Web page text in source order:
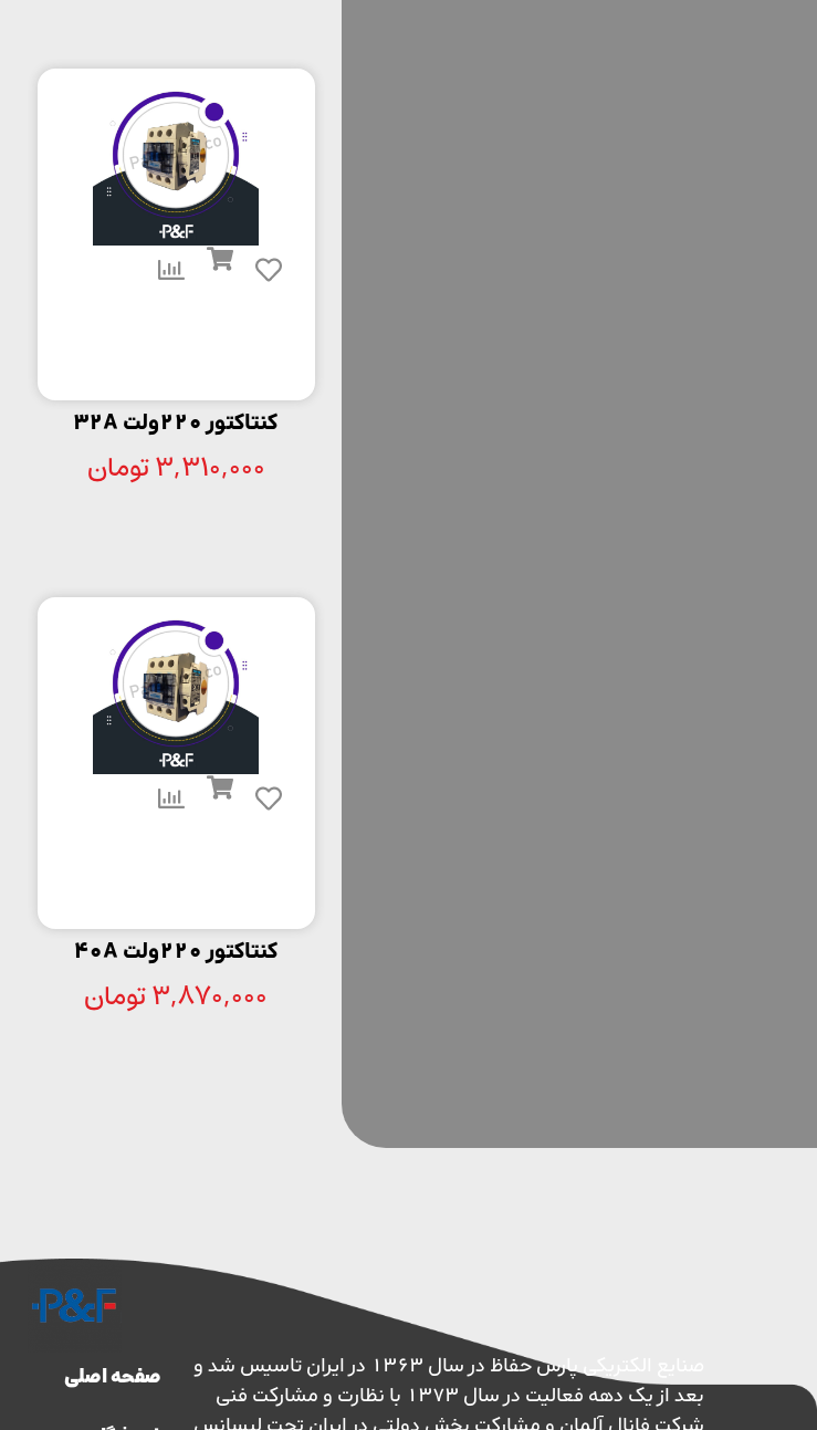
کنتاکتور 220ولت 32A
3,310,000تومان
کنتاکتور 220ولت 40A
3,870,000تومان
صنایع الکتریکی پارس حفاظ در سال 1363 در ایران تاسیس شد و
بعد از یک دهه فعالیت در سال 1373 با نظارت و مشارکت فنی
صفحه اصلی